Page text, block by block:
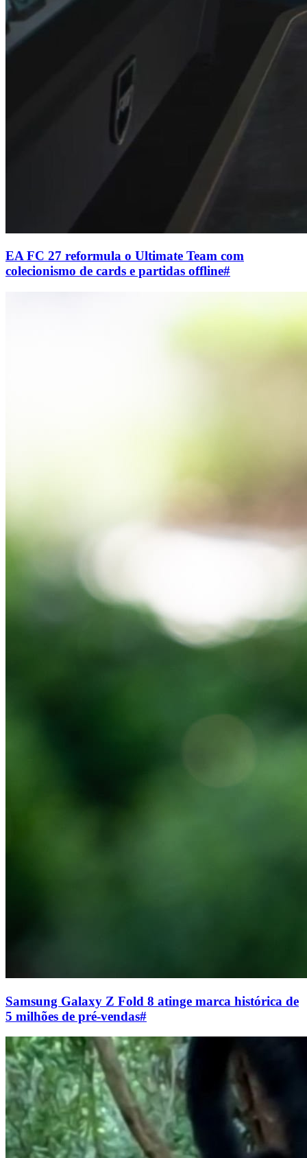
EA FC 27 reformula o Ultimate Team com
colecionismo de cards e partidas offline#
Samsung Galaxy Z Fold 8 atinge marca histórica de
5 milhões de pré-vendas#